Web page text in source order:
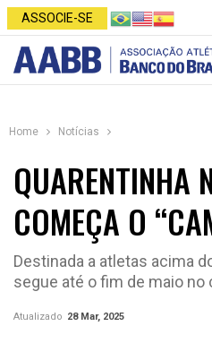
ASSOCIE-SE
Home Notícias
QUARENTINHA
COMEÇA O
Destinada a atletas acima
segue até o fim de maio no
Atualizado 28 Mar, 2025